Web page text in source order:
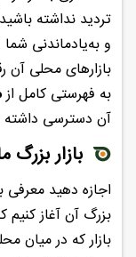
تردید نداشته
و به‌یادماندنی
بازارهای محلی آن
به فهرستی کامل از
آن دسترسی داشته
بازار
اجازه دهید معرفی
بزرگ آن آغاز
بازار که در میان